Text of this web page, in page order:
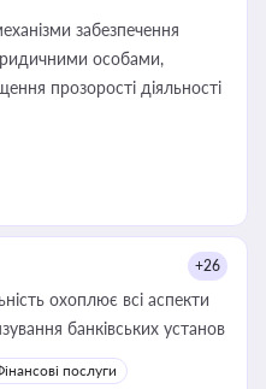
забезпечення
особами,
прозорості діяльності
+26
охоплює всі аспекти
банківських установ
послуги